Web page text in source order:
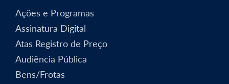
Ações e Programas
Assinatura Digital
Atas Registro de Preço
Audiência Pública
Bens/Frotas